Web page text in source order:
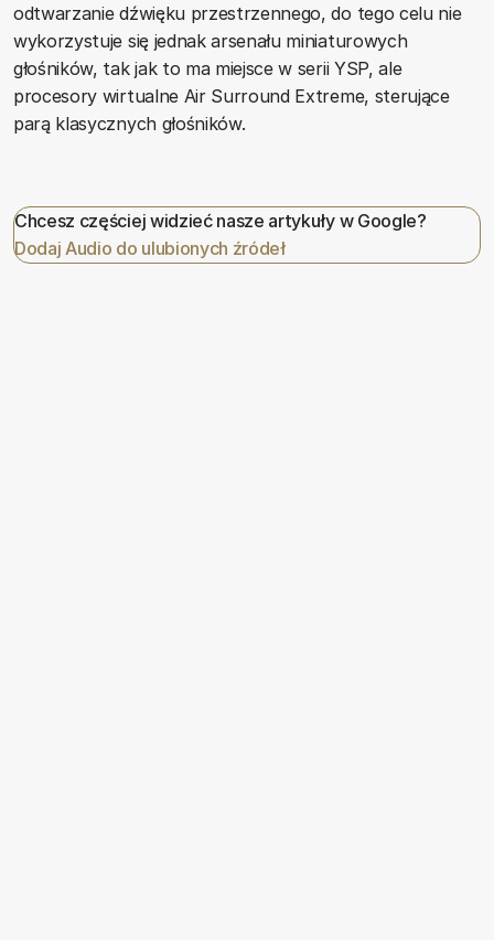
odtwarzanie dźwięku przestrzennego, do tego celu nie
wykorzystuje się jednak arsenału miniaturowych
głośników, tak jak to ma miejsce w serii YSP, ale
procesory wirtualne Air Surround Extreme, sterujące
parą klasycznych głośników.
Chcesz częściej widzieć nasze artykuły w Google?
Dodaj Audio do ulubionych źródeł